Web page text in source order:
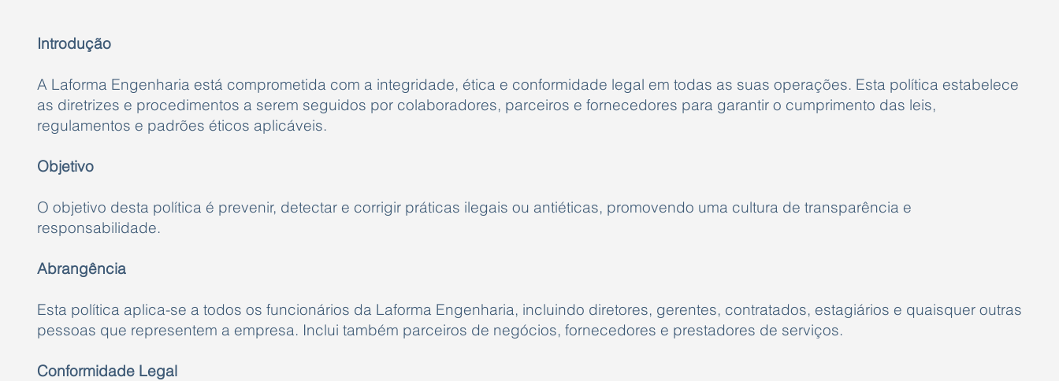
Introdução
A Laforma Engenharia está comprometida com a integridade, ética e conformidade legal em todas as suas operações. Esta política estabelece
as diretrizes e procedimentos a serem seguidos por colaboradores, parceiros e fornecedores para garantir o cumprimento das leis,
regulamentos e padrões éticos aplicáveis.
Objetivo
O objetivo desta política é prevenir, detectar e corrigir práticas ilegais ou antiéticas, promovendo uma cultura de transparência e
responsabilidade.
Abrangência
Esta política aplica-se a todos os funcionários da Laforma Engenharia, incluindo diretores, gerentes, contratados, estagiários e quaisquer outras
pessoas que representem a empresa. Inclui também parceiros de negócios, fornecedores e prestadores de serviços.
Conformidade Legal